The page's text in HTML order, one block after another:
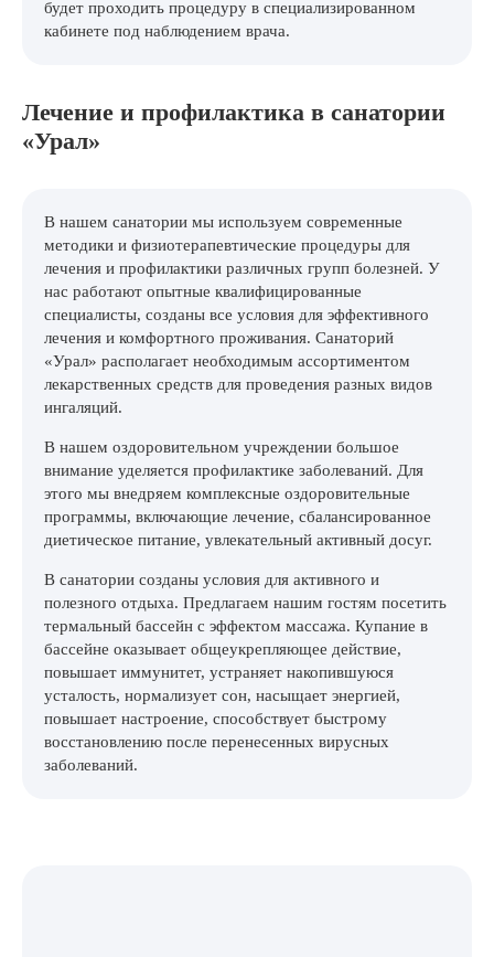
будет проходить процедуру в специализированном
кабинете под наблюдением врача.
Лечение и профилактика в санатории
«Урал»
В нашем санатории мы используем современные
методики и физиотерапевтические процедуры для
лечения и профилактики различных групп болезней. У
нас работают опытные квалифицированные
специалисты, созданы все условия для эффективного
лечения и комфортного проживания. Санаторий
«Урал» располагает необходимым ассортиментом
лекарственных средств для проведения разных видов
ингаляций.
В нашем оздоровительном учреждении большое
внимание уделяется профилактике заболеваний. Для
этого мы внедряем комплексные оздоровительные
программы, включающие лечение, сбалансированное
диетическое питание, увлекательный активный досуг.
В санатории созданы условия для активного и
полезного отдыха. Предлагаем нашим гостям посетить
термальный бассейн с эффектом массажа. Купание в
бассейне оказывает общеукрепляющее действие,
повышает иммунитет, устраняет накопившуюся
усталость, нормализует сон, насыщает энергией,
повышает настроение, способствует быстрому
восстановлению после перенесенных вирусных
заболеваний.